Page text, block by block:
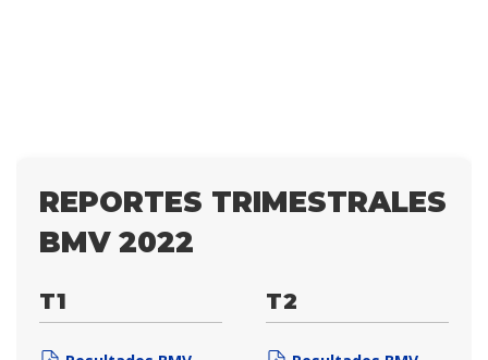
REPORTES TRIMESTRALES
BMV 2022
T1 T2